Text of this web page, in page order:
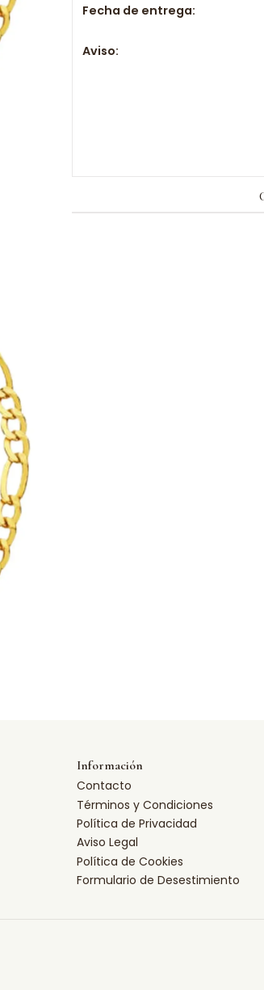
Fecha de entrega:
Aviso:
Información
Contacto
Términos y Condiciones
Política de Privacidad
Aviso Legal
Política de Cookies
Formulario de Desestimiento